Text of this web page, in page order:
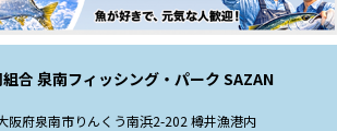
合 泉南フィッシング・パーク SAZAN
阪府泉南市りんくう南浜2-202 樽井漁港内